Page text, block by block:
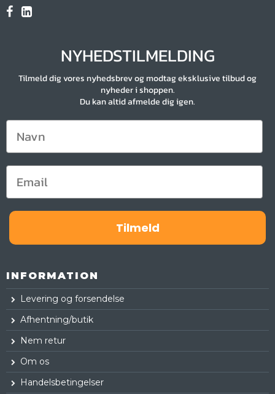
NYHEDSTILMELDING
Tilmeld dig vores nyhedsbrev og modtag eksklusive tilbud og
nyheder i shoppen.
Du kan altid afmelde dig igen.
Tilmeld
INFORMATION
Levering og forsendelse
Afhentning/butik
Nem retur
Om os
Handelsbetingelser